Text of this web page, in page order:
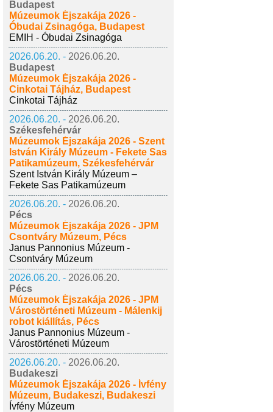
Budapest
Múzeumok Éjszakája 2026 -
Óbudai Zsinagóga, Budapest
EMIH - Óbudai Zsinagóga
2026.06.20. - 2026.06.20.
Budapest
Múzeumok Éjszakája 2026 -
Cinkotai Tájház, Budapest
Cinkotai Tájház
2026.06.20. - 2026.06.20.
Székesfehérvár
Múzeumok Éjszakája 2026 - Szent
István Király Múzeum - Fekete Sas
Patikamúzeum, Székesfehérvár
Szent István Király Múzeum –
Fekete Sas Patikamúzeum
2026.06.20. - 2026.06.20.
Pécs
Múzeumok Éjszakája 2026 - JPM
Csontváry Múzeum, Pécs
Janus Pannonius Múzeum -
Csontváry Múzeum
2026.06.20. - 2026.06.20.
Pécs
Múzeumok Éjszakája 2026 - JPM
Várostörténeti Múzeum - Málenkij
robot kiállítás, Pécs
Janus Pannonius Múzeum -
Várostörténeti Múzeum
2026.06.20. - 2026.06.20.
Budakeszi
Múzeumok Éjszakája 2026 - Ívfény
Múzeum, Budakeszi, Budakeszi
Ívfény Múzeum